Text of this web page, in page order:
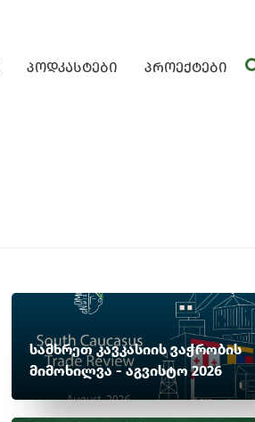
პოდკასტები პროექტები
სამხრეთ კავკასიის ვაჭრობის
მიმოხილვა - აგვისტო 2026